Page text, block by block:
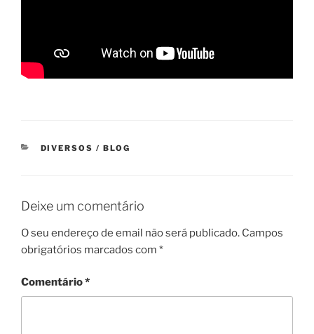
CATEGORIAS
DIVERSOS / BLOG
Deixe um comentário
O seu endereço de email não será publicado. Campos
obrigatórios marcados com *
Comentário*